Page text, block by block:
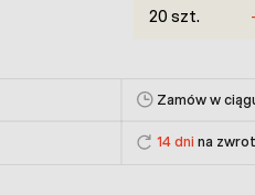
20 szt.
Zamów w
14 dni na